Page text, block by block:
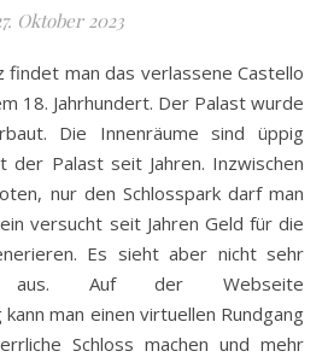
Oktober 2023
18. Jahrhundert. Der Palast wurde
Die Innenräume sind üppig
Palast seit Jahren. Inzwischen
nur den Schlosspark darf man
versucht seit Jahren Geld für die
Es sieht aber nicht sehr
aus. Auf der Webseite
man einen virtuellen Rundgang
Schloss machen und mehr